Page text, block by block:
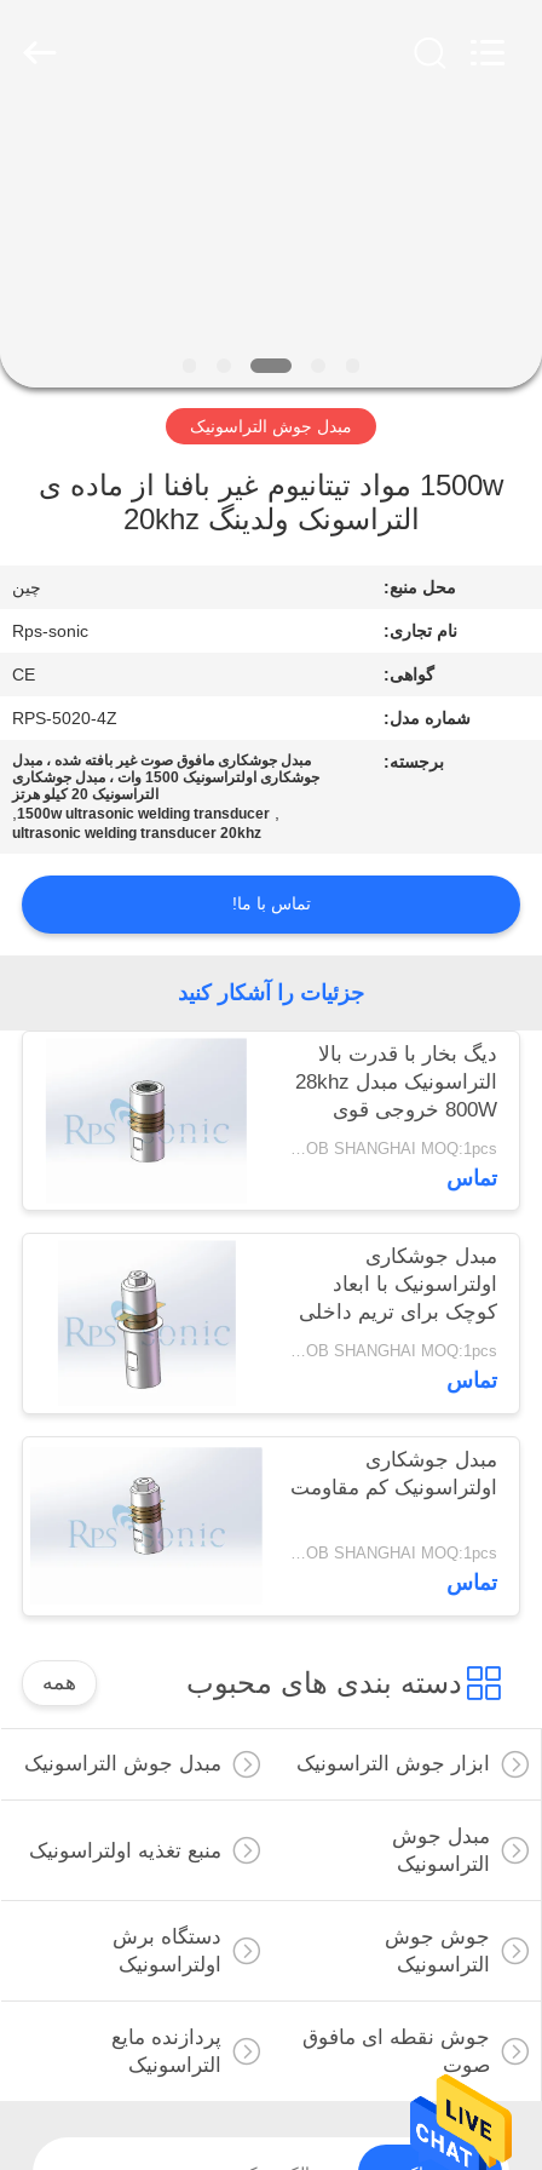
تور
تماس
موارد
سایت
سیاست
حفظ
حریم
خصوصی
مبدل جوش التراسونیک
1500w مواد تیتانیوم غیر بافنا از ماده ی
التراسونک ولدینگ 20khz
محل منبع: چین
نام تجاری: Rps-sonic
گواهی: CE
شماره مدل: RPS-5020-4Z
برجسته:
مبدل جوشکاری مافوق صوت غیر بافته شده ، مبدل
جوشکاری اولتراسونیک 1500 وات ، مبدل جوشکاری
التراسونیک 20 کیلو هرتز
,
1500w ultrasonic welding transducer
,
ultrasonic welding transducer 20khz
تماس با ما!
جزئیات را آشکار کنید
دیگ بخار با قدرت بالا
التراسونیک مبدل 28khz
800W خروجی قوی
USD150/PC FOB SHANGHAI MOQ:1pcs
تماس
مبدل جوشکاری
اولتراسونیک با ابعاد
کوچک برای تریم داخلی
خودرو
USD150/PC FOB SHANGHAI MOQ:1pcs
تماس
مبدل جوشکاری
اولتراسونیک کم مقاومت
USD150/PC FOB SHANGHAI MOQ:1pcs
تماس
دسته بندی های محبوب همه
ابزار جوش التراسونیک مبدل جوش التراسونیک
مبدل جوش
التراسونیک
منبع تغذیه اولتراسونیک
جوش جوش
التراسونیک
دستگاه برش
اولتراسونیک
جوش نقطه ای مافوق
صوت
پردازنده مایع
التراسونیک